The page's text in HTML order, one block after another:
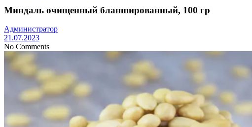
Миндаль очищенный бланшированный, 100 гр
Администратор
21.07.2023
No Comments